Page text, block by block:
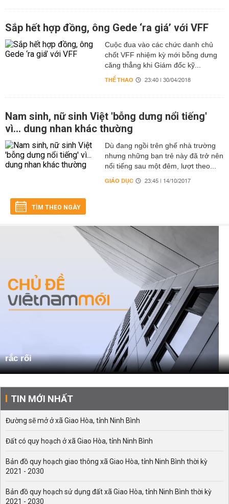
Sắp hết hợp đồng, ông Gede ‘ra giá’ với VFF
Cuộc đua vào các chức danh chủ
chốt VFF nhiệm kỳ mới bỗng dưng
căng thẳng khi Giám đốc kỹ...
THỂ THAO 23:40 | 30/04/2018
Nam sinh, nữ sinh Việt 'bỗng dưng nổi tiếng'
vì... dung nhan khác thường
Dù đang ngồi trên ghế nhà trường
nhưng những bạn trẻ này đã trở nên
nổi tiếng sau một đêm, lượt theo...
GIÁO DỤC 23:45 | 14/10/2017
TÌM THEO NGÀY
rắc rối
TIN MỚI NHẤT
Đường sẽ mở ở xã Giao Hòa, tỉnh Ninh Bình
Đất có quy hoạch ở xã Giao Hòa, tỉnh Ninh Bình
Bản đồ quy hoạch giao thông xã Giao Hòa, tỉnh Ninh Bình thời kỳ
2021 - 2030
Bản đồ quy hoạch sử dụng đất xã Giao Hòa, tỉnh Ninh Bình thời kỳ
2021 - 2030